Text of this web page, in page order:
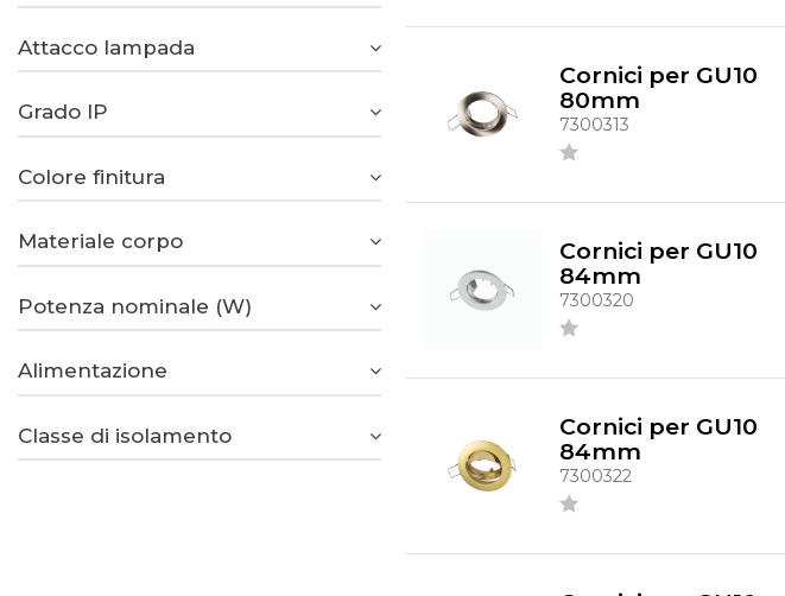
Attacco lampada
Grado IP
Colore finitura
Materiale corpo
Potenza nominale (W)
Alimentazione
Classe di isolamento
Cornici per GU10
80mm
7300313
Cornici per GU10
84mm
7300320
Cornici per GU10
84mm
7300322